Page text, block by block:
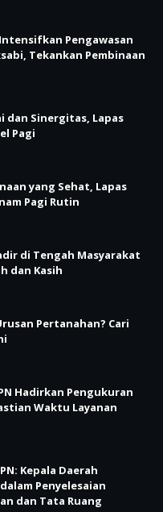
Pengawasan
Tekankan Pembinaan
dan Sinergitas, Lapas
Pagi
yang Sehat, Lapas
Pagi Rutin
di Tengah Masyarakat
dan Kasih
Pertanahan? Cari
Hadirkan Pengukuran
Waktu Layanan
Kepala Daerah
Penyelesaian
dan Tata Ruang